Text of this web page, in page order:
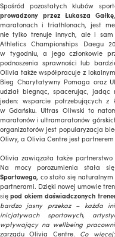
Spośród pozostałych klubów
prowadzony przez Łukasza Gałkę
maratonach i triathlonach, jest
nie tylko trenuje innych, ale i
Athletics Championships Daegu
w tygodniu, a jego członkowie
podnoszenia sprawności lub
Olivia także współpracuje z
Bieg Charytatywny Pomaga oraz
udział biegnąc, spacerując,
jeden: wsparcie potrzebujących z
w Gdańsku. Ultras Oliwski to
maratonów i ultramaratonów
organizatorów jest popularyzacja
Oliwy, a Olivia Centre jest
Olivia zawiązała także
Na mocy porozumienia stała
Sportowego, co stało się
partnerami. Dzięki nowej umowie
siępod okiem doświadczonych
bardzo jasny przekaz – każda
inicjatywach sportowych,
wpływający na wellbeing
zarządu Olivia Centre. Co